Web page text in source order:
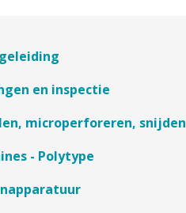
en inspectie
microperforeren, snijden
- Polytype